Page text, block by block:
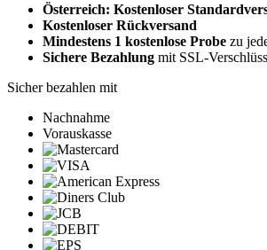
Österreich: Kostenloser
Kostenloser Rückversand
Mindestens 1 kostenlose Probe zu
Sichere Bezahlung mit SSL-
Sicher bezahlen mit
Nachnahme
Vorauskasse